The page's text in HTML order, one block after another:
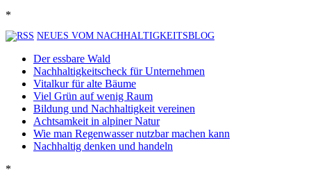
*
NEUES VOM NACHHALTIGKEITSBLOG
Der essbare Wald
Nachhaltigkeitscheck für Unternehmen
Vitalkur für alte Bäume
Viel Grün auf wenig Raum
Bildung und Nachhaltigkeit vereinen
Achtsamkeit in alpiner Natur
Wie man Regenwasser nutzbar machen kann
Nachhaltig denken und handeln
*